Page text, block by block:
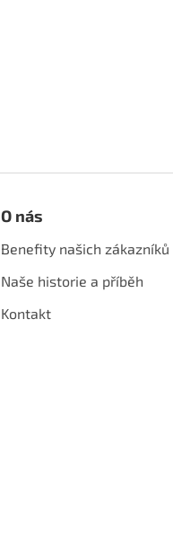
O nás
Benefity našich zákazníků
Naše historie a příběh
Kontakt